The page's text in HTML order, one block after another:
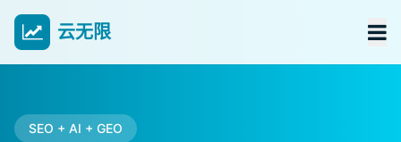
云无限
SEO + AI + GEO